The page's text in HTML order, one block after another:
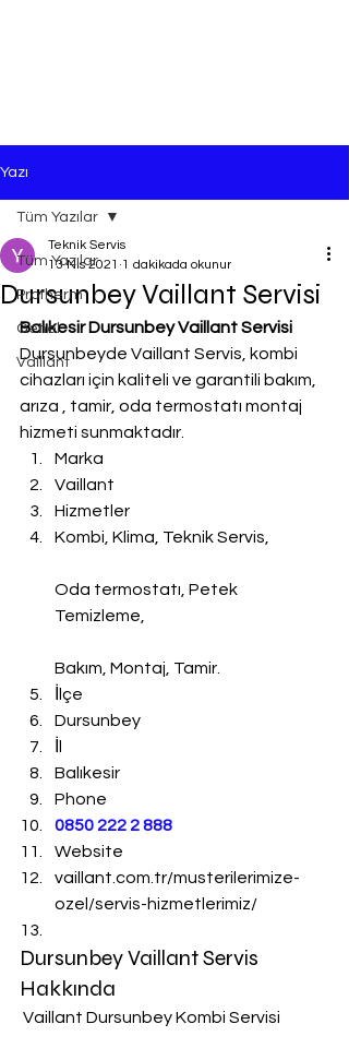
Yazı
Tüm Yazılar
Protherm
Genel
Vaillant
Tüm Yazılar
Dursunbey Vaillant Servisi
Teknik Servis
13 Nis 2021 1 dakikada okunur
Balıkesir Dursunbey Vaillant Servisi
Dursunbeyde Vaillant Servis, kombi
cihazları için kaliteli ve garantili bakım,
arıza , tamir, oda termostatı montaj
hizmeti sunmaktadır.
Marka
Vaillant
Hizmetler
Kombi, Klima, Teknik Servis,
Oda termostatı, Petek
Temizleme,
Bakım, Montaj, Tamir.
İlçe
Dursunbey
Balıkesir
Phone
0850 222 2 888
Website
vaillant.com.tr/musterilerimize-
ozel/servis-hizmetlerimiz/
Dursunbey Vaillant Servis
Hakkında
Vaillant Dursunbey Kombi Servisi